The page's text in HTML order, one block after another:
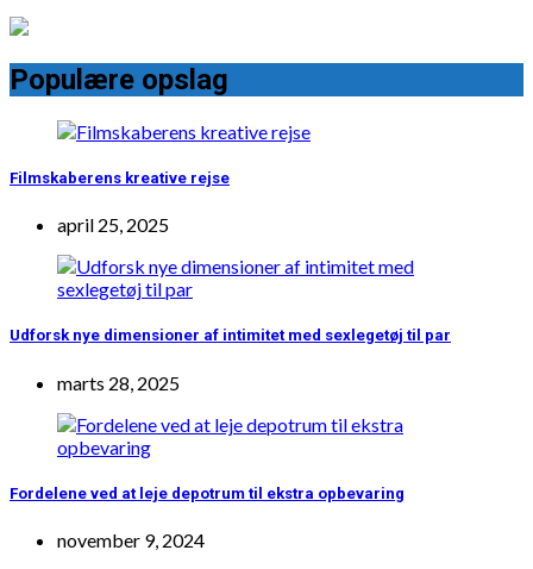
Populære opslag
Filmskaberens kreative rejse
april 25, 2025
Udforsk nye dimensioner af intimitet med sexlegetøj til par
marts 28, 2025
Fordelene ved at leje depotrum til ekstra opbevaring
november 9, 2024